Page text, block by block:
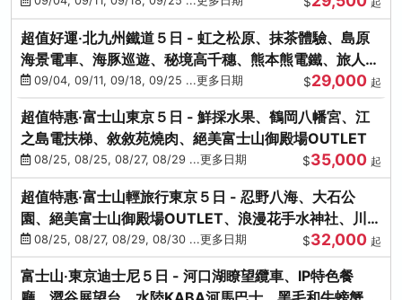
超值好運‧北九州鐵道５日 - 虹之松原、抹茶體驗、島原
海景電車、海豚巡遊、秘境高千穗、熊本熊電鐵、旅人觀
光列車-台中出發
09/04, 09/11, 09/18, 09/25 ...更多日期 $29,000 起
超值特惠‧富士山東京５日 - 鮮採水果、鶴岡八幡宮、江
之島電扶梯、敘敘苑燒肉、絕美富士山御殿場OUTLET
08/25, 08/25, 08/27, 08/29 ...更多日期 $35,000 起
超值特惠‧富士山輕旅行東京５日 - 忍野八海、大石公
園、絕美富士山御殿場OUTLET、浪漫花手水神社、川越
小江戶
08/25, 08/27, 08/29, 08/30 ...更多日期 $32,000 起
富士山‧東京迪士尼５日 - 河口湖瞭望纜車、IP特色餐